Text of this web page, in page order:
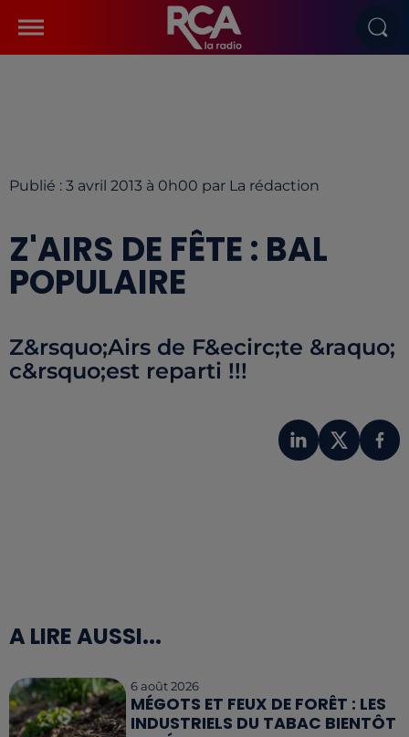
Publié : 3 avril 2013 à 0h00 par La rédaction
Z'AIRS DE FÊTE : BAL
POPULAIRE
Z&rsquo;Airs de F&ecirc;te &raquo;
c&rsquo;est reparti !!!
A LIRE AUSSI...
6 août 2026
MÉGOTS ET FEUX DE FORÊT : LES
INDUSTRIELS DU TABAC BIENTÔT